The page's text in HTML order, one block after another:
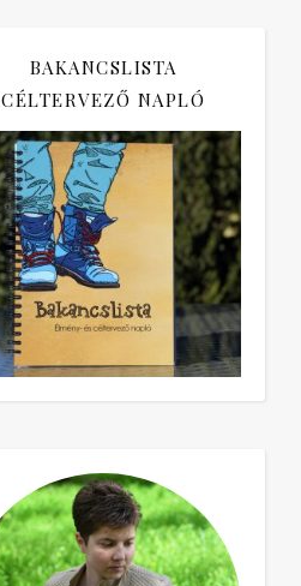
BAKANCSLISTA
CÉLTERVEZŐ NAPLÓ